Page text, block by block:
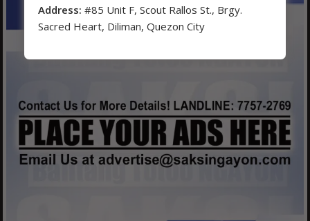
Address: #85 Unit F, Scout Rallos St., Brgy.
Sacred Heart, Diliman, Quezon City